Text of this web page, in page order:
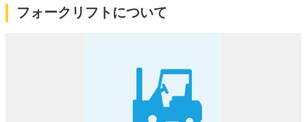
フォークリフトについて